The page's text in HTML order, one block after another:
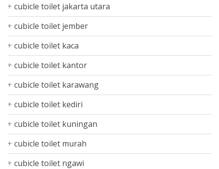
cubicle toilet jakarta utara
cubicle toilet jember
cubicle toilet kaca
cubicle toilet kantor
cubicle toilet karawang
cubicle toilet kediri
cubicle toilet kuningan
cubicle toilet murah
cubicle toilet ngawi